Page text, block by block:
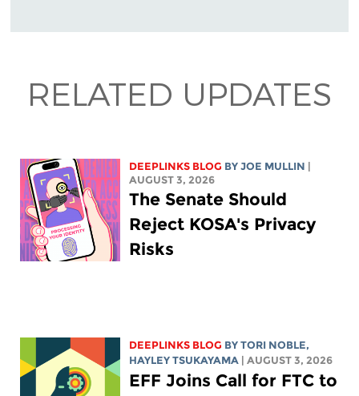
RELATED UPDATES
DEEPLINKS BLOG BYJOE MULLIN
AUGUST 3, 2026
The Senate Should
Reject KOSA's Privacy
Risks
DEEPLINKS BLOG BYTORI NOBLE,
HAYLEY TSUKAYAMA
| AUGUST 3, 2026
EFF Joins Call for FTC to